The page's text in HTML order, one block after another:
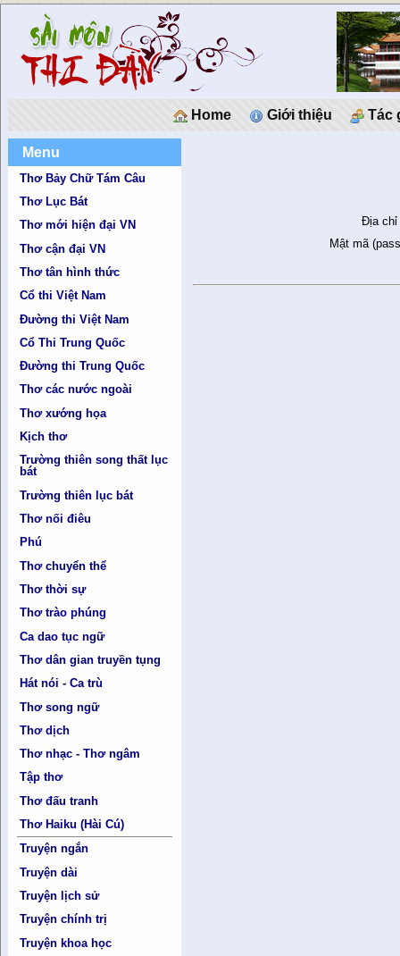
Home Giới thiệu Tác
Menu
Thơ Bảy Chữ Tám Câu
Thơ Lục Bát
Thơ mới hiện đại VN
Thơ cận đại VN
Thơ tân hình thức
Cổ thi Việt Nam
Đường thi Việt Nam
Cổ Thi Trung Quốc
Đường thi Trung Quốc
Thơ các nước ngoài
Thơ xướng họa
Kịch thơ
Trường thiên song thất lục
bát
Trường thiên lục bát
Thơ nối điêu
Phú
Thơ chuyển thể
Thơ thời sự
Thơ trào phúng
Ca dao tục ngữ
Thơ dân gian truyền tụng
Hát nói - Ca trù
Thơ song ngữ
Thơ dịch
Thơ nhạc - Thơ ngâm
Tập thơ
Thơ đấu tranh
Thơ Haiku (Hài Cú)
Truyện ngắn
Truyện dài
Truyện lịch sử
Truyện chính trị
Truyện khoa học
Địa chỉ
Mật mã